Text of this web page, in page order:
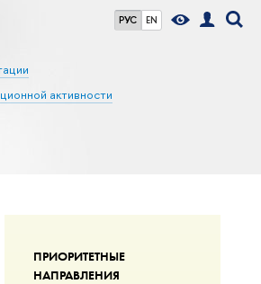
РУС EN
активности
ПРИОРИТЕТНЫЕ
НАПРАВЛЕНИЯ